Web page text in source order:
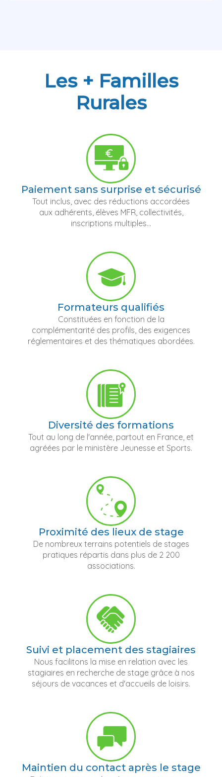
Les + Familles
Rurales
Paiement sans surprise et sécurisé
Tout inclus, avec des réductions accordées
aux adhérents, élèves MFR, collectivités,
inscriptions multiples...
Formateurs qualifiés
Constituées en fonction de la
complémentarité des profils, des exigences
réglementaires et des thématiques abordées.
Diversité des formations
Tout au long de l'année, partout en France, et
agréées par le ministère Jeunesse et Sports.
Proximité des lieux de stage
De nombreux terrains potentiels de stages
pratiques répartis dans plus de 2 200
associations.
Suivi et placement des stagiaires
Nous facilitons la mise en relation avec les
stagiaires en recherche de stage grâce à nos
séjours de vacances et d'accueils de loisirs.
Maintien du contact après le stage